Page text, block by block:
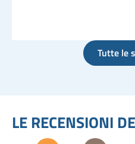
Tutte le
LE RECENSIONI